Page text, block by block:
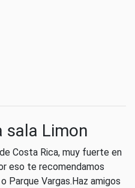
sala Limon
Costa Rica, muy fuerte en
eso te recomendamos
Parque Vargas.Haz amigos